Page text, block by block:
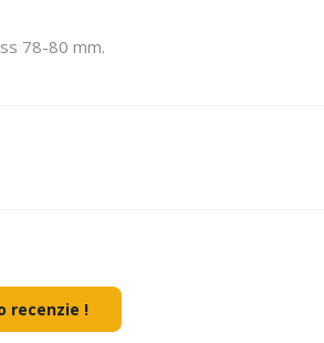
78-80 mm.
recenzie !